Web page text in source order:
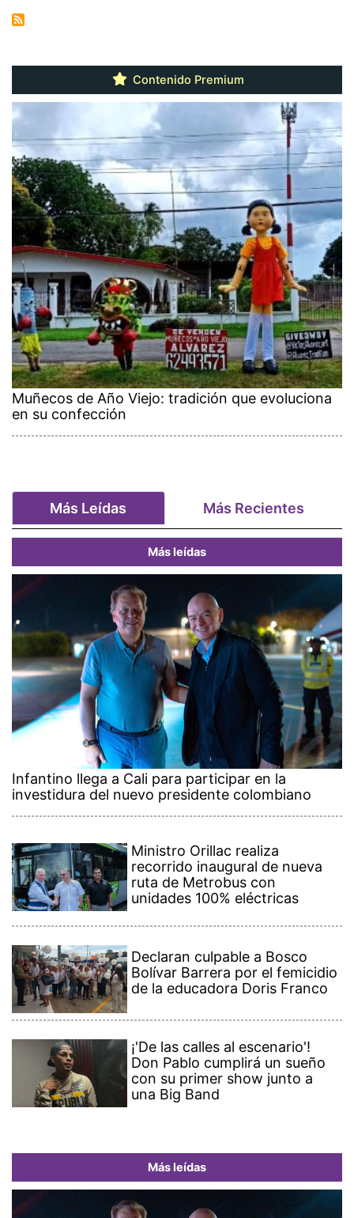
Contenido Premium
Muñecos de Año Viejo: tradición que evoluciona
en su confección
Más Leídas Más Recientes
Más leídas
Infantino llega a Cali para participar en la
investidura del nuevo presidente colombiano
Ministro Orillac realiza
recorrido inaugural de nueva
ruta de Metrobus con
unidades 100% eléctricas
Declaran culpable a Bosco
Bolívar Barrera por el femicidio
de la educadora Doris Franco
¡'De las calles al escenario'!
Don Pablo cumplirá un sueño
con su primer show junto a
una Big Band
Más leídas